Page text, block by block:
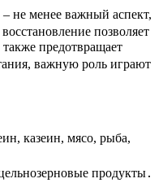
не менее важный аспект,
позволяет
предотвращает
важную роль играют
казеин, мясо, рыба,
продукты․